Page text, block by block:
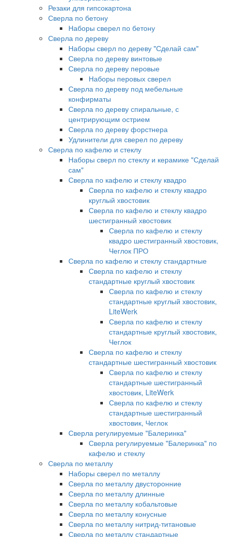
Резаки для гипсокартона
Сверла по бетону
Наборы сверел по бетону
Сверла по дереву
Наборы сверл по дереву "Сделай сам"
Сверла по дереву винтовые
Сверла по дереву перовые
Наборы перовых сверел
Сверла по дереву под мебельные
конфирматы
Сверла по дереву спиральные, с
центрирующим острием
Сверла по дереву форстнера
Удлинители для сверел по дереву
Сверла по кафелю и стеклу
Наборы сверл по стеклу и керамике "Сделай
сам"
Сверла по кафелю и стеклу квадро
Сверла по кафелю и стеклу квадро
круглый хвостовик
Сверла по кафелю и стеклу квадро
шестигранный хвостовик
Сверла по кафелю и стеклу
квадро шестигранный хвостовик,
Чеглок ПРО
Сверла по кафелю и стеклу стандартные
Сверла по кафелю и стеклу
стандартные круглый хвостовик
Сверла по кафелю и стеклу
стандартные круглый хвостовик,
LiteWerk
Сверла по кафелю и стеклу
стандартные круглый хвостовик,
Чеглок
Сверла по кафелю и стеклу
стандартные шестигранный хвостовик
Сверла по кафелю и стеклу
стандартные шестигранный
хвостовик, LiteWerk
Сверла по кафелю и стеклу
стандартные шестигранный
хвостовик, Чеглок
Сверла регулируемые "Балеринка"
Сверла регулируемые "Балеринка" по
кафелю и стеклу
Сверла по металлу
Наборы сверел по металлу
Сверла по металлу двусторонние
Сверла по металлу длинные
Сверла по металлу кобальтовые
Сверла по металлу конусные
Сверла по металлу нитрид-титановые
Сверла по металлу стандартные